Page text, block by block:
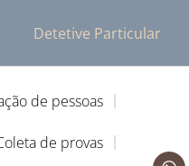
Detetive Particular
de pessoas
de provas